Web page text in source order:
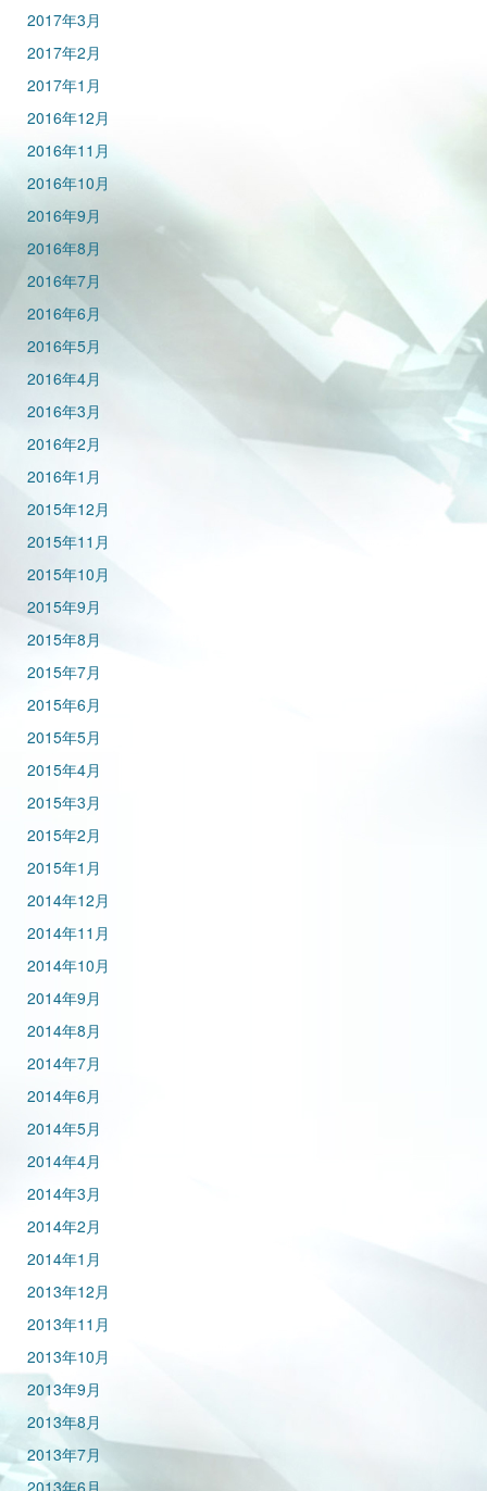
2017年3月
2017年2月
2017年1月
2016年12月
2016年11月
2016年10月
2016年9月
2016年8月
2016年7月
2016年6月
2016年5月
2016年4月
2016年3月
2016年2月
2016年1月
2015年12月
2015年11月
2015年10月
2015年9月
2015年8月
2015年7月
2015年6月
2015年5月
2015年4月
2015年3月
2015年2月
2015年1月
2014年12月
2014年11月
2014年10月
2014年9月
2014年8月
2014年7月
2014年6月
2014年5月
2014年4月
2014年3月
2014年2月
2014年1月
2013年12月
2013年11月
2013年10月
2013年9月
2013年8月
2013年7月
2013年6月